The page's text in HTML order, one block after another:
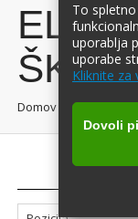
To
uporablja
uporabe
Kliknite za
Dovoli
Domov Škarje